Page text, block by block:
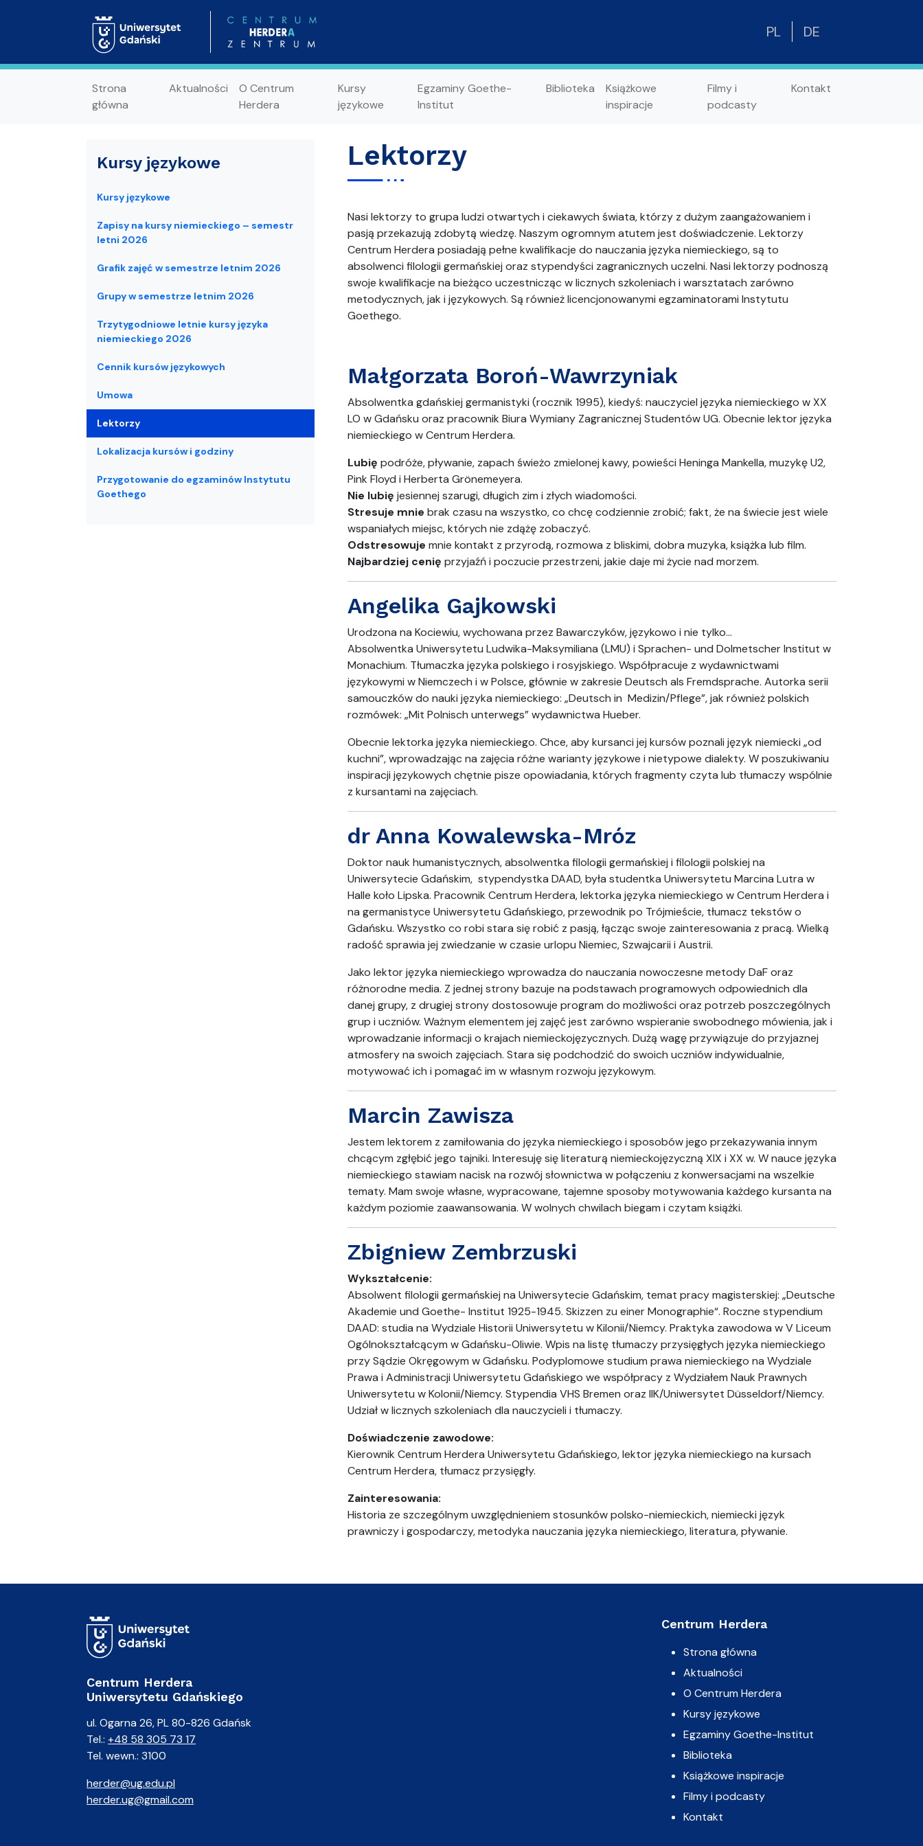
PL DE
Strona
główna
Aktualności
O Centrum
Herdera
Kursy
językowe
Egzaminy Goethe-
Institut
Biblioteka
Książkowe
inspiracje
Filmy i
podcasty
Kontakt
Kursy językowe
Kursy językowe
Zapisy na kursy niemieckiego – semestr
letni 2026
Grafik zajęć w semestrze letnim 2026
Grupy w semestrze letnim 2026
Trzytygodniowe letnie kursy języka
niemieckiego 2026
Cennik kursów językowych
Umowa
Lektorzy
Lokalizacja kursów i godziny
Przygotowanie do egzaminów Instytutu
Goethego
Lektorzy
Nasi lektorzy to grupa ludzi otwartych i ciekawych świata, którzy z dużym zaangażowaniem i
pasją przekazują zdobytą wiedzę. Naszym ogromnym atutem jest doświadczenie. Lektorzy
Centrum Herdera posiadają pełne kwalifikacje do nauczania języka niemieckiego, są to
absolwenci filologii germańskiej oraz stypendyści zagranicznych uczelni. Nasi lektorzy podnoszą
swoje kwalifikacje na bieżąco uczestnicząc w licznych szkoleniach i warsztatach zarówno
metodycznych, jak i językowych. Są również licencjonowanymi egzaminatorami Instytutu
Goethego.
Małgorzata Boroń-Wawrzyniak
Absolwentka gdańskiej germanistyki (rocznik 1995), kiedyś: nauczyciel języka niemieckiego w XX
LO w Gdańsku oraz pracownik Biura Wymiany Zagranicznej Studentów UG. Obecnie lektor języka
niemieckiego w Centrum Herdera.
Lubię podróże, pływanie, zapach świeżo zmielonej kawy, powieści Heninga Mankella, muzykę U2,
Pink Floyd i Herberta Grönemeyera.
Nie lubię jesiennej szarugi, długich zim i złych wiadomości.
Stresuje mnie brak czasu na wszystko, co chcę codziennie zrobić; fakt, że na świecie jest wiele
wspaniałych miejsc, których nie zdążę zobaczyć.
Odstresowuje mnie kontakt z przyrodą, rozmowa z bliskimi, dobra muzyka, książka lub film.
Najbardziej cenię przyjaźń i poczucie przestrzeni, jakie daje mi życie nad morzem.
Angelika Gajkowski
Urodzona na Kociewiu, wychowana przez Bawarczyków, językowo i nie tylko…
Absolwentka Uniwersytetu Ludwika-Maksymiliana (LMU) i Sprachen- und Dolmetscher Institut w
Monachium. Tłumaczka języka polskiego i rosyjskiego. Współpracuje z wydawnictwami
językowymi w Niemczech i w Polsce, głównie w zakresie Deutsch als Fremdsprache. Autorka serii
samouczków do nauki języka niemieckiego: „Deutsch in Medizin/Pflege”, jak również polskich
rozmówek: „Mit Polnisch unterwegs” wydawnictwa Hueber.
Obecnie lektorka języka niemieckiego. Chce, aby kursanci jej kursów poznali język niemiecki „od
kuchni”, wprowadzając na zajęcia różne warianty językowe i nietypowe dialekty. W poszukiwaniu
inspiracji językowych chętnie pisze opowiadania, których fragmenty czyta lub tłumaczy wspólnie
z kursantami na zajęciach.
dr Anna Kowalewska-Mróz
Doktor nauk humanistycznych, absolwentka filologii germańskiej i filologii polskiej na
Uniwersytecie Gdańskim, stypendystka DAAD, była studentka Uniwersytetu Marcina Lutra w
Halle koło Lipska. Pracownik Centrum Herdera, lektorka języka niemieckiego w Centrum Herdera i
na germanistyce Uniwersytetu Gdańskiego, przewodnik po Trójmieście, tłumacz tekstów o
Gdańsku. Wszystko co robi stara się robić z pasją, łącząc swoje zainteresowania z pracą. Wielką
radość sprawia jej zwiedzanie w czasie urlopu Niemiec, Szwajcarii i Austrii.
Jako lektor języka niemieckiego wprowadza do nauczania nowoczesne metody DaF oraz
różnorodne media. Z jednej strony bazuje na podstawach programowych odpowiednich dla
danej grupy, z drugiej strony dostosowuje program do możliwości oraz potrzeb poszczególnych
grup i uczniów. Ważnym elementem jej zajęć jest zarówno wspieranie swobodnego mówienia, jak i
wprowadzanie informacji o krajach niemieckojęzycznych. Dużą wagę przywiązuje do przyjaznej
atmosfery na swoich zajęciach. Stara się podchodzić do swoich uczniów indywidualnie,
motywować ich i pomagać im w własnym rozwoju językowym.
Marcin Zawisza
Jestem lektorem z zamiłowania do języka niemieckiego i sposobów jego przekazywania innym
chcącym zgłębić jego tajniki. Interesuję się literaturą niemieckojęzyczną XIX i XX w. W nauce języka
niemieckiego stawiam nacisk na rozwój słownictwa w połączeniu z konwersacjami na wszelkie
tematy. Mam swoje własne, wypracowane, tajemne sposoby motywowania każdego kursanta na
każdym poziomie zaawansowania. W wolnych chwilach biegam i czytam książki.
Zbigniew Zembrzuski
Wykształcenie:
Absolwent filologii germańskiej na Uniwersytecie Gdańskim, temat pracy magisterskiej: „Deutsche
Akademie und Goethe- Institut 1925-1945. Skizzen zu einer Monographie“. Roczne stypendium
DAAD: studia na Wydziale Historii Uniwersytetu w Kilonii/Niemcy. Praktyka zawodowa w V Liceum
Ogólnokształcącym w Gdańsku-Oliwie. Wpis na listę tłumaczy przysięgłych języka niemieckiego
przy Sądzie Okręgowym w Gdańsku. Podyplomowe studium prawa niemieckiego na Wydziale
Prawa i Administracji Uniwersytetu Gdańskiego we współpracy z Wydziałem Nauk Prawnych
Uniwersytetu w Kolonii/Niemcy. Stypendia VHS Bremen oraz IIK/Uniwersytet Düsseldorf/Niemcy.
Udział w licznych szkoleniach dla nauczycieli i tłumaczy.
Doświadczenie zawodowe:
Kierownik Centrum Herdera Uniwersytetu Gdańskiego, lektor języka niemieckiego na kursach
Centrum Herdera, tłumacz przysięgły.
Zainteresowania:
Historia ze szczególnym uwzględnieniem stosunków polsko-niemieckich, niemiecki język
prawniczy i gospodarczy, metodyka nauczania języka niemieckiego, literatura, pływanie.
Centrum Herdera
Uniwersytetu Gdańskiego
ul. Ogarna 26, PL 80-826 Gdańsk
Tel.: +48 58 305 73 17
Tel. wewn.: 3100
herder@ug.edu.pl
herder.ug@gmail.com
Centrum Herdera
Strona główna
Aktualności
O Centrum Herdera
Kursy językowe
Egzaminy Goethe-Institut
Biblioteka
Książkowe inspiracje
Filmy i podcasty
Kontakt